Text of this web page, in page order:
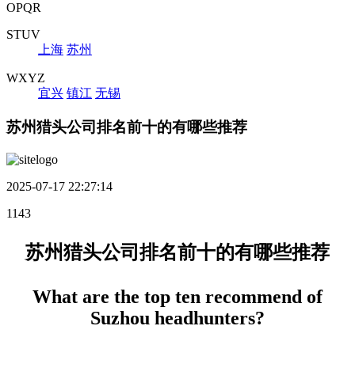
OPQR
STUV
上海 苏州
WXYZ
宜兴 镇江 无锡
苏州猎头公司排名前十的有哪些推荐
2025-07-17 22:27:14
1143
苏州猎头公司排名前十的有哪些推荐
What are the top ten recommend of
Suzhou headhunters?